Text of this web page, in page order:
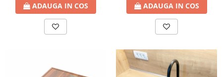
ADAUGA IN COS ADAUGA IN COS